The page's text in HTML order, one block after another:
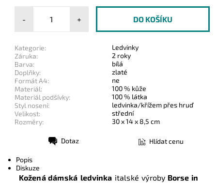
- +
Kategorie:
Ledvinky
Záruka:
2 roky
Barva:
bílá
Doplňky:
zlaté
Formát A4:
ne
Materiál:
100 % kůže
Materiál podšívky:
100 % látka
Styl nosení:
ledvinka/křížem přes hruď
Velikost:
střední
Rozměry:
30 x 14 x 8,5 cm
Dotaz Hlídat cenu
Popis
Diskuze
Kožená dámská ledvinka italské výrobyBorse in